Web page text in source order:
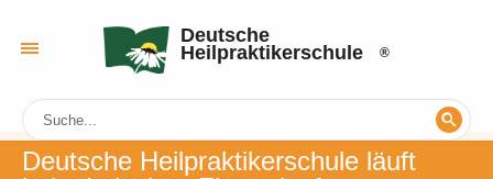
Deutsche
Heilpraktikerschule
Deutsche Heilpraktikerschule läuft